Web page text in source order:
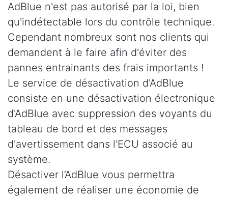
AdBlue n'est pas autorisé par la loi, bien
qu'indétectable lors du contrôle technique.
Cependant nombreux sont nos clients qui
demandent à le faire afin d'éviter des
pannes entrainants des frais importants !
Le service de désactivation d'AdBlue
consiste en une désactivation électronique
d'AdBlue avec suppression des voyants du
tableau de bord et des messages
d'avertissement dans l'ECU associé au
système.
Désactiver l’AdBlue vous permettra
également de réaliser une économie de